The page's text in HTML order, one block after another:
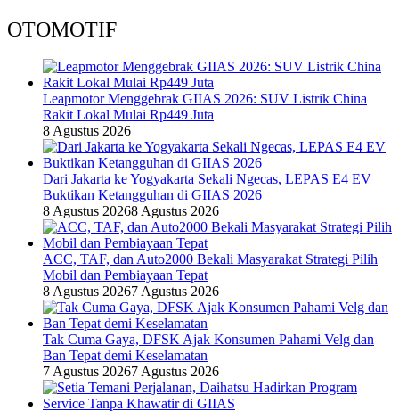
OTOMOTIF
Leapmotor Menggebrak GIIAS 2026: SUV Listrik China
Rakit Lokal Mulai Rp449 Juta
8 Agustus 2026
Dari Jakarta ke Yogyakarta Sekali Ngecas, LEPAS E4 EV
Buktikan Ketangguhan di GIIAS 2026
8 Agustus 20268 Agustus 2026
ACC, TAF, dan Auto2000 Bekali Masyarakat Strategi Pilih
Mobil dan Pembiayaan Tepat
8 Agustus 20267 Agustus 2026
Tak Cuma Gaya, DFSK Ajak Konsumen Pahami Velg dan
Ban Tepat demi Keselamatan
7 Agustus 20267 Agustus 2026